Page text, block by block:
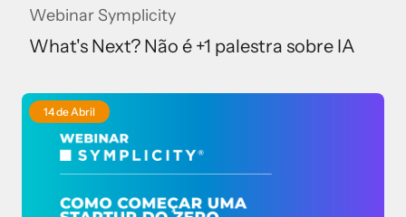
What's Next? Não é +1 palestra sobre IA
Webinar Symplicity
14 de Abril